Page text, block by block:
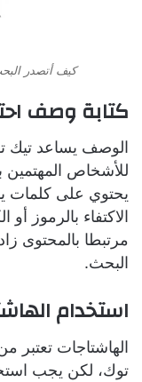
كيف أتصدر
كتابة وصف
الوصف يساعد تيك
للأشخاص
يحتوي على كلمات
الاكتفاء بالرموز
مرتبطا بالمحتوى
البحث.
استخدام
الهاشتاجات
توك، لكن يجب